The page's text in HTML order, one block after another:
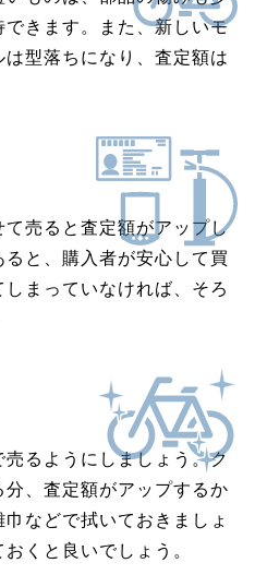
きます。また、新しいモ
型落ちになり、査定額は
売ると査定額がアップし
と、購入者が安心して買
まっていなければ、そろ
るようにしましょう。ク
、査定額がアップするか
などで拭いておきましょ
くと良いでしょう。